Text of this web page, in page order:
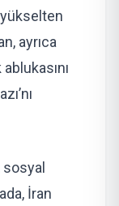
ayrıca
sosyal
İran